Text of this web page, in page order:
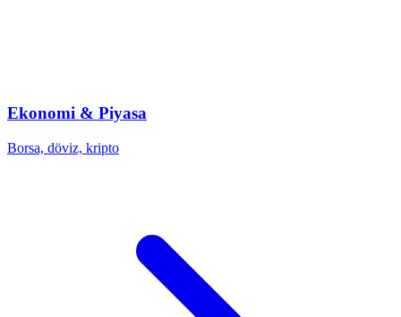
Ekonomi & Piyasa
Borsa, döviz, kripto